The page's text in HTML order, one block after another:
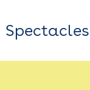
Top
Bar
Spectacles